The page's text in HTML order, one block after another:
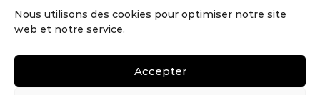
Nous utilisons des cookies pour optimiser notre site
web et notre service.
Accepter
Suivez-nous sur les réseaux sociaux